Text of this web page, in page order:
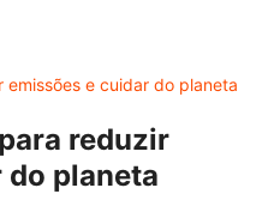
reduzir
do planeta